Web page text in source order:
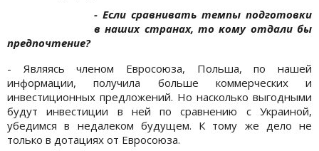
- Если сравнивать темпы подготовки
в наших странах, то кому отдали бы
предпочтение?
- Являясь членом Евросоюза, Польша, по нашей
информации, получила больше коммерческих и
инвестиционных предложений. Но насколько выгодными
будут инвестиции в ней по сравнению с Украиной,
убедимся в недалеком будущем. К тому же дело не
только в дотациях от Евросоюза.